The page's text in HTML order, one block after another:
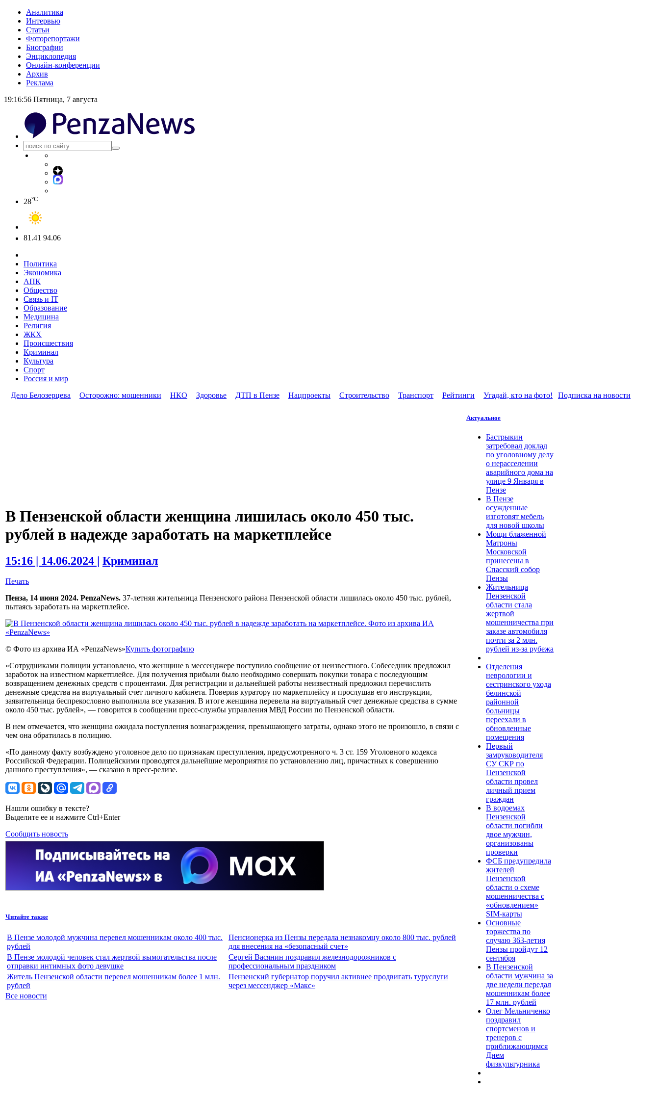
Аналитика
Интервью
Статьи
Фоторепортажи
Биографии
Энциклопедия
Онлайн-конференции
Архив
Реклама
19:16:57 Пятница, 7 августа
28°C
81.41 94.06
Политика
Экономика
АПК
Общество
Связь и IT
Образование
Медицина
Религия
ЖКХ
Происшествия
Криминал
Культура
Спорт
Россия и мир
Дело Белозерцева
Осторожно: мошенники НКО Здоровье ДТП в Пензе Нацпроекты Строительство Транспорт Рейтинги Угадай, кто на фото! Подписка на новости
В Пензенской области женщина лишилась около 450 тыс.
рублей в надежде заработать на маркетплейсе
15:16 | 14.06.2024 | Криминал
Печать
Пенза, 14 июня 2024. PenzaNews. 37-летняя жительница Пензенского района Пензенской области лишилась около 450 тыс. рублей,
пытаясь заработать на маркетплейсе.
© Фото из архива ИА «PenzaNews»Купить фотографию
«Сотрудниками полиции установлено, что женщине в мессенджере поступило сообщение от неизвестного. Собеседник предложил
заработок на известном маркетплейсе. Для получения прибыли было необходимо совершать покупки товара с последующим
возвращением денежных средств с процентами. Для регистрации и дальнейшей работы неизвестный предложил перечислить
денежные средства на виртуальный счет личного кабинета. Поверив куратору по маркетплейсу и прослушав его инструкции,
заявительница беспрекословно выполнила все указания. В итоге женщина перевела на виртуальный счет денежные средства в сумме
около 450 тыс. рублей», — говорится в сообщении пресс-службы управления МВД России по Пензенской области.
В нем отмечается, что женщина ожидала поступления вознаграждения, превышающего затраты, однако этого не произошло, в связи с
чем она обратилась в полицию.
«По данному факту возбуждено уголовное дело по признакам преступления, предусмотренного ч. 3 ст. 159 Уголовного кодекса
Российской Федерации. Полицейскими проводятся дальнейшие мероприятия по установлению лиц, причастных к совершению
данного преступления», — сказано в пресс-релизе.
Нашли ошибку в тексте?
Выделите ее и нажмите Ctrl+Enter
Сообщить новость
Читайте также
В Пензе молодой мужчина перевел мошенникам около 400 тыс.
рублей
Пенсионерка из Пензы передала незнакомцу около 800 тыс. рублей
для внесения на «безопасный счет»
В Пензе молодой человек стал жертвой вымогательства после
отправки интимных фото девушке
Сергей Васянин поздравил железнодорожников с
профессиональным праздником
Житель Пензенской области перевел мошенникам более 1 млн.
рублей
Пензенский губернатор поручил активнее продвигать туруслуги
через мессенджер «Макс»
Все новости
Актуальное
Бастрыкин
затребовал доклад
по уголовному делу
о нерасселении
аварийного дома на
улице 9 Января в
Пензе
В Пензе
осужденные
изготовят мебель
для новой школы
Мощи блаженной
Матроны
Московской
принесены в
Спасский собор
Пензы
Жительница
Пензенской
области стала
жертвой
мошенничества при
заказе автомобиля
почти за 2 млн.
рублей из-за рубежа
Отделения
неврологии и
сестринского ухода
белинской
районной
больницы
переехали в
обновленные
помещения
Первый
замруководителя
СУ СКР по
Пензенской
области провел
личный прием
граждан
В водоемах
Пензенской
области погибли
двое мужчин,
организованы
проверки
ФСБ предупредила
жителей
Пензенской
области о схеме
мошенничества c
«обновлением»
SIM-карты
Основные
торжества по
случаю 363-летия
Пензы пройдут 12
сентября
В Пензенской
области мужчина за
две недели передал
мошенникам более
17 млн. рублей
Олег Мельниченко
поздравил
спортсменов и
тренеров с
приближающимся
Днем
физкультурника